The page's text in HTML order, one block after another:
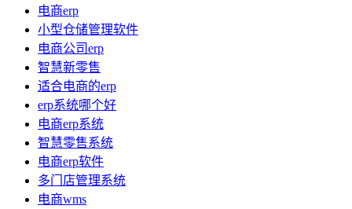
电商erp
小型仓储管理软件
电商公司erp
智慧新零售
适合电商的erp
erp系统哪个好
电商erp系统
智慧零售系统
电商erp软件
多门店管理系统
电商wms